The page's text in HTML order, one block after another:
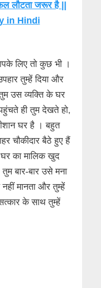
लौटता जरूर है ||
in Hindi
लिए तो कुछ भी ।
तुम्हें दिया और
उस व्यक्ति के घर
ही तुम देखते हो,
घर है । बहुत
चौकीदार बैठे हुए हैं
का मालिक खुद
बार-बार उसे मना
मानता और तुम्हें
के साथ तुम्हें